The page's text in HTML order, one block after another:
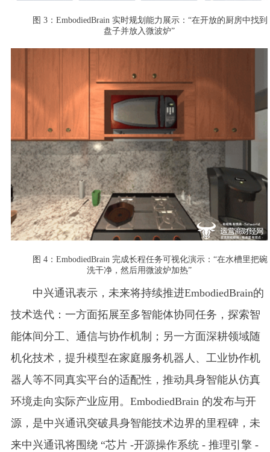
图 3：EmbodiedBrain 实时规划能力展示：“在开放的厨房中找到
盘子并放入微波炉”
图 4：EmbodiedBrain 完成长程任务可视化演示：“在水槽里把碗
洗干净，然后用微波炉加热”
中兴通讯表示，未来将持续推进EmbodiedBrain的
技术迭代：一方面拓展至多智能体协同任务，探索智
能体间分工、通信与协作机制；另一方面深耕领域随
机化技术，提升模型在家庭服务机器人、工业协作机
器人等不同真实平台的适配性，推动具身智能从仿真
环境走向实际产业应用。EmbodiedBrain 的发布与开
源，是中兴通讯突破具身智能技术边界的里程碑，未
来中兴通讯将围绕 “芯片 -开源操作系统 - 推理引擎 -